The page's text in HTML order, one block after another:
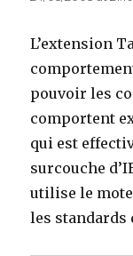
L’extension
pouvoir les
comportent
qui est
surcouche
utilise le
les standards